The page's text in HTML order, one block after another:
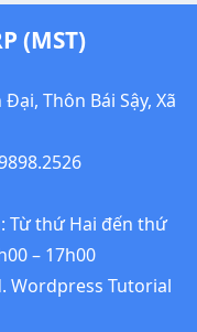
(MST)
Thôn Bái Sậy, Xã
Từ thứ Hai đến thứ
– 17h00
Wordpress Tutorial